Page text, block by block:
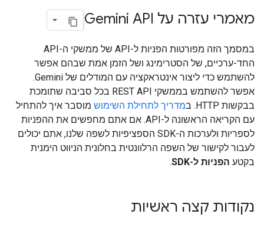
מאמרי עזרה על Gemini API
במסמך הזה מפורטות הפניות ל-API של ממשקי ה-API
החד-ערכיים, של הסטרימינג ושל הזמן אמת שבהם אפשר
להשתמש כדי ליצור אינטראקציה עם המודלים של Gemini.
אפשר להשתמש בממשקי REST API בכל סביבה שתומכת
בבקשות HTTP. ב
מדריך לתחילת השימוש מוסבר איך להתחיל
עם הקריאה הראשונה ל-API. אם אתם מחפשים את ההפניות
לספריות ולערכות ה-SDK הספציפיות לשפה שלנו, אתם יכולים
לעבור לקישור של השפה הרלוונטית בחלונית הניווט הימנית
בקטע הפניות ל-SDK .
נקודות קצה ראשיות